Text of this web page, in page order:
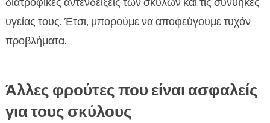
υγείας τους. Έτσι, μπορούμε να αποφεύγουμε τυχόν
προβλήματα.
Άλλες φρούτες που είναι ασφαλείς
για τους σκύλους